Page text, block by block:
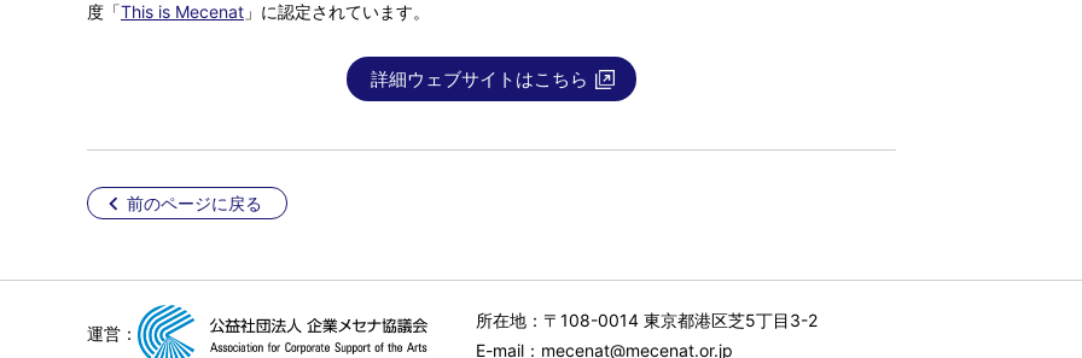
度「This is Mecenat 」に認定されています。
詳細ウェブサイトはこちら
前のページに戻る
運営：
所在地：〒108-0014 東京都港区芝5丁目3-2
E-mail：mecenat@mecenat.or.jp